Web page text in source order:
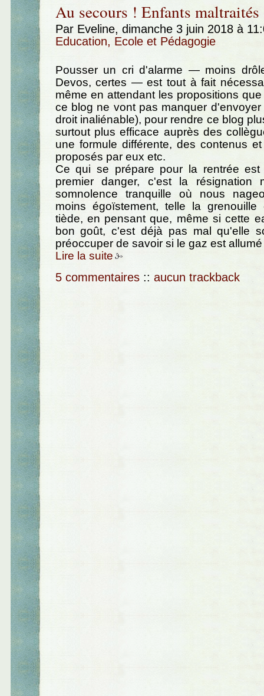
Au secours ! Enfants
Par Eveline, dimanche 3 juin 2018 à
Education, Ecole et Pédagogie
Pousser un cri d'alarme — moins
Devos, certes — est tout à fait
même en attendant les propositions
ce blog ne vont pas manquer
droit inaliénable), pour rendre ce blog
surtout plus efficace auprès des
une formule différente, des contenus
proposés par eux etc.
Ce qui se prépare pour la rentrée est
premier danger, c'est la résignation
somnolence tranquille où nous
moins égoïstement, telle la
tiède, en pensant que, même si cette
bon goût, c'est déjà pas mal qu'elle
préoccuper de savoir si le gaz est
Lire la suite
5 commentaires :: aucun trackback